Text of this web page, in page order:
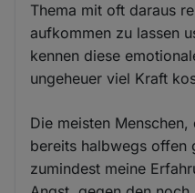
Thema mit oft daraus
aufkommen zu lassen
kennen diese
ungeheuer viel Kraft
Die meisten
bereits halbwegs offen
zumindest meine